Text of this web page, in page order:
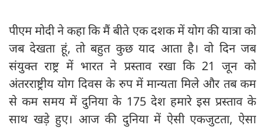
पीएम मोदी ने कहा कि मैं बीते एक दशक में योग की यात्रा को
जब देखता हूं, तो बहुत कुछ याद आता है। वो दिन जब
संयुक्त राष्ट्र में भारत ने प्रस्ताव रखा कि 21 जून को
अंतरराष्ट्रीय योग दिवस के रुप में मान्यता मिले और तब कम
से कम समय में दुनिया के 175 देश हमारे इस प्रस्ताव के
साथ खड़े हुए। आज की दुनिया में ऐसी एकजुटता, ऐसा